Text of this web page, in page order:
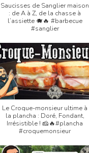
Saucisses de Sanglier maison
: de A à Z, de la chasse à
l’assiette 🐗🔥 #barbecue
#sanglier
Le Croque-monsieur ultime à
la plancha : Doré, Fondant,
Irrésistible ! 🧀🔥#plancha
#croquemonsieur